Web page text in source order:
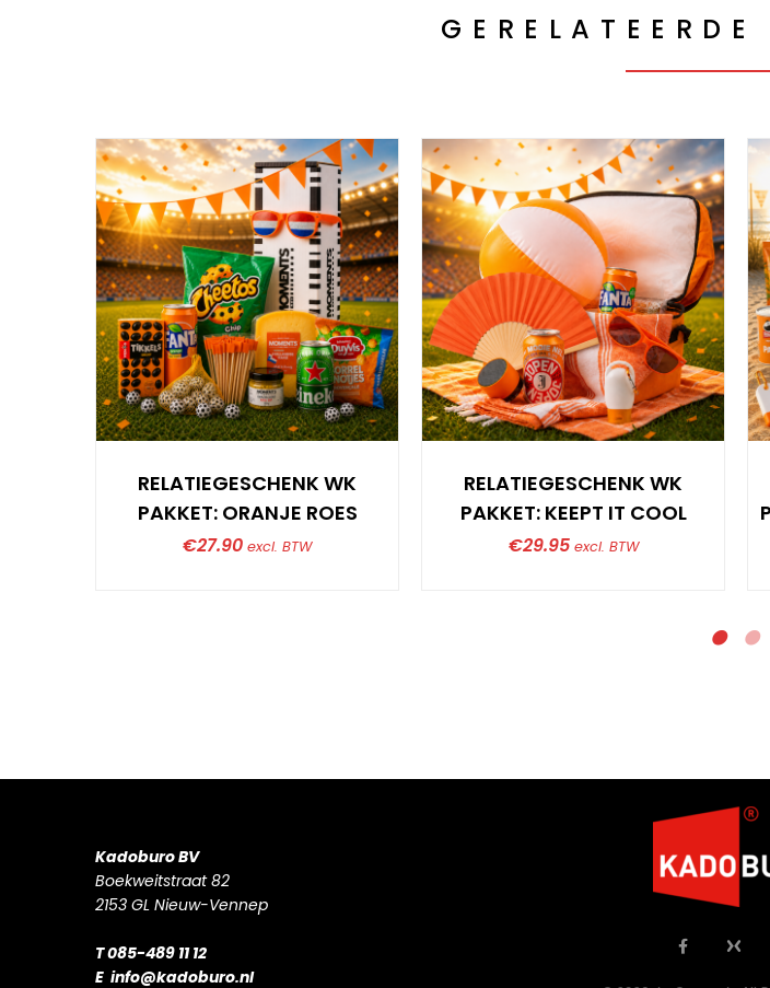
RELATIEGESCHENK WK
PAKKET: ORANJE ROES
€27.90 excl. BTW
RELATIEGESCHENK WK
PAKKET: KEEPT IT COOL
€29.95 excl. BTW
Kadoburo BV
Boekweitstraat 82
2153 GL Nieuw-Vennep
T 085-489 11 12
E info@kadoburo.nl